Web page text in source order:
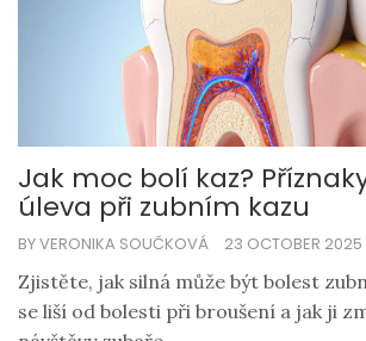
Jak moc bolí kaz?
úleva při zubním kazu
BY VERONIKA SOUČKOVÁ 23 OCTOBER 2025
Zjistěte, jak silná může být bolest
se liší od bolesti při broušení a jak ji